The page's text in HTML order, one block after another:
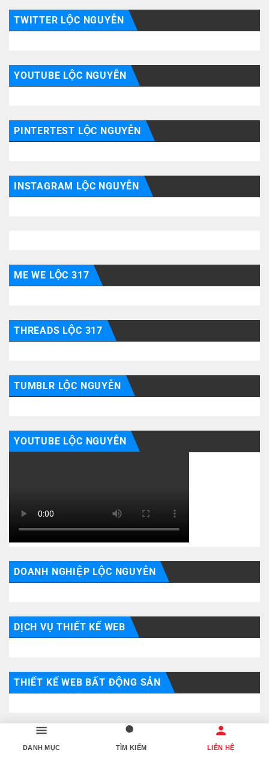
TWITTER LỘC NGUYỄN
YOUTUBE LỘC NGUYỄN
PINTERTEST LỘC NGUYỄN
INSTAGRAM LỘC NGUYỄN
ME WE LỘC 317
THREADS LỘC 317
TUMBLR LỘC NGUYỄN
YOUTUBE LỘC NGUYỄN
DOANH NGHIỆP LỘC NGUYỄN
DỊCH VỤ THIẾT KẾ WEB
THIẾT KẾ WEB BẤT ĐỘNG SẢN
DỊCH VỤ BẤT ĐỘNG SẢN
DANH MỤC TÌM KIẾM LIÊN HỆ